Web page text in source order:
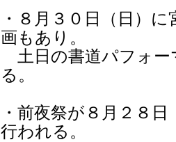
・８月３０日（日）
画もあり。
土日の書道パフォー
る。
・前夜祭が８月２８
行われる。